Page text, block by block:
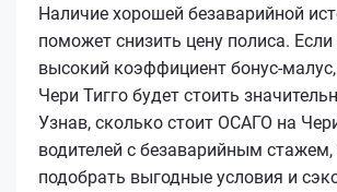
Наличие хорошей безаварийной
поможет снизить цену полиса. Если
высокий коэффициент бонус-
Чери Тигго будет стоить
Узнав, сколько стоит ОСАГО на
водителей с безаварийным
подобрать выгодные условия и